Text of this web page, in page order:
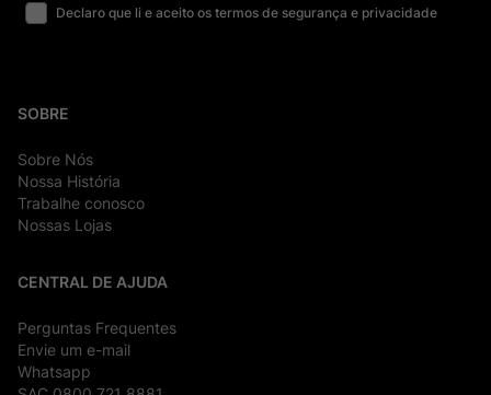
Declaro que li e aceito os termos de segurança e privacidade
SOBRE
Sobre Nós
Nossa História
Trabalhe conosco
Nossas Lojas
CENTRAL DE AJUDA
Perguntas Frequentes
Envie um e-mail
Whatsapp